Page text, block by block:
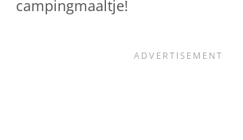
campingmaaltje!